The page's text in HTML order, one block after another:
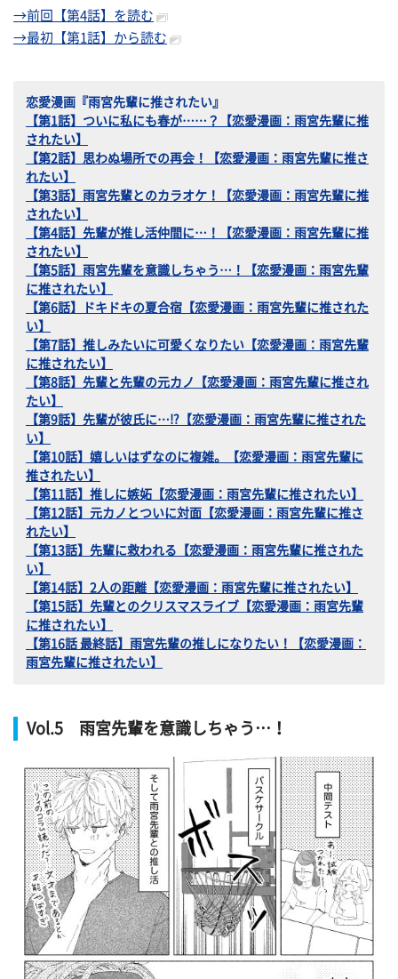
→前回【第4話】を読む
→最初【第1話】から読む
恋愛漫画『雨宮先輩に推されたい』
【第1話】ついに私にも春が……？【恋愛漫画：雨宮先輩に推
されたい】
【第2話】思わぬ場所での再会！【恋愛漫画：雨宮先輩に推さ
れたい】
【第3話】雨宮先輩とのカラオケ！【恋愛漫画：雨宮先輩に推
されたい】
【第4話】先輩が推し活仲間に…！【恋愛漫画：雨宮先輩に推
されたい】
【第5話】雨宮先輩を意識しちゃう…！【恋愛漫画：雨宮先輩
に推されたい】
【第6話】ドキドキの夏合宿【恋愛漫画：雨宮先輩に推された
い】
【第7話】推しみたいに可愛くなりたい【恋愛漫画：雨宮先輩
に推されたい】
【第8話】先輩と先輩の元カノ【恋愛漫画：雨宮先輩に推され
たい】
【第9話】先輩が彼氏に…⁉【恋愛漫画：雨宮先輩に推された
い】
【第10話】嬉しいはずなのに複雑。【恋愛漫画：雨宮先輩に
推されたい】
【第11話】推しに嫉妬【恋愛漫画：雨宮先輩に推されたい】
【第12話】元カノとついに対面【恋愛漫画：雨宮先輩に推さ
れたい】
【第13話】先輩に救われる【恋愛漫画：雨宮先輩に推された
い】
【第14話】2人の距離【恋愛漫画：雨宮先輩に推されたい】
【第15話】先輩とのクリスマスライブ【恋愛漫画：雨宮先輩
に推されたい】
【第16話 最終話】雨宮先輩の推しになりたい！【恋愛漫画：
雨宮先輩に推されたい】
Vol.5 雨宮先輩を意識しちゃう…！